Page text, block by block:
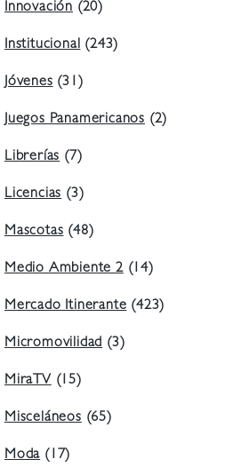
Innovación (20)
Institucional(243)
Jóvenes(31)
Juegos Panamericanos (2)
Librerías(7)
Licencias(3)
Mascotas(48)
Medio Ambiente 2(14)
Mercado Itinerante(423)
Micromovilidad(3)
MiraTV(15)
Misceláneos(65)
Moda(17)